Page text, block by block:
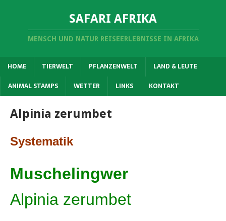
SAFARI AFRIKA
MENSCH UND NATUR REISEERLEBNISSE IN AFRIKA
HOME TIERWELT PFLANZENWELT
LAND & LEUTE
ANIMAL STAMPS
WETTER LINKS KONTAKT
Alpinia zerumbet
Systematik
Muschelingwer
Alpinia zerumbet